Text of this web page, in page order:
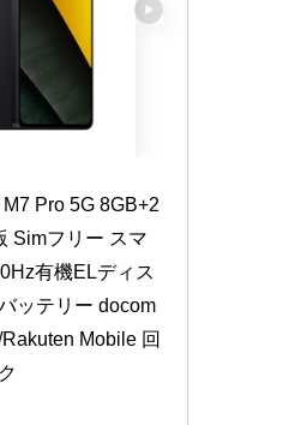
Pro 5G 8GB+2
Simフリー スマ
有機ELディス
ッテリー docom
Mobile 回